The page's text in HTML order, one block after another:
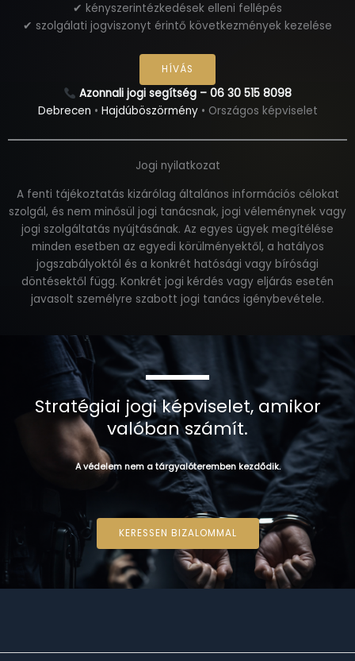
✔ kényszerintézkedések elleni fellépés
✔ szolgálati jogviszonyt érintő következmények kezelése
HÍVÁS
Azonnali jogi segítség – 06 30 515 8098
Debrecen • Hajdúböszörmény • Országos képviselet
Jogi nyilatkozat
A fenti tájékoztatás kizárólag általános információs célokat
szolgál, és nem minősül jogi tanácsnak, jogi véleménynek vagy
jogi szolgáltatás nyújtásának. Az egyes ügyek megítélése
minden esetben az egyedi körülményektől, a hatályos
jogszabályoktól és a konkrét hatósági vagy bírósági
döntésektől függ. Konkrét jogi kérdés vagy eljárás esetén
javasolt személyre szabott jogi tanács igénybevétele.
Stratégiai jogi képviselet, amikor
valóban számít.
A védelem nem a tárgyalóteremben kezdődik.
KERESSEN BIZALOMMAL